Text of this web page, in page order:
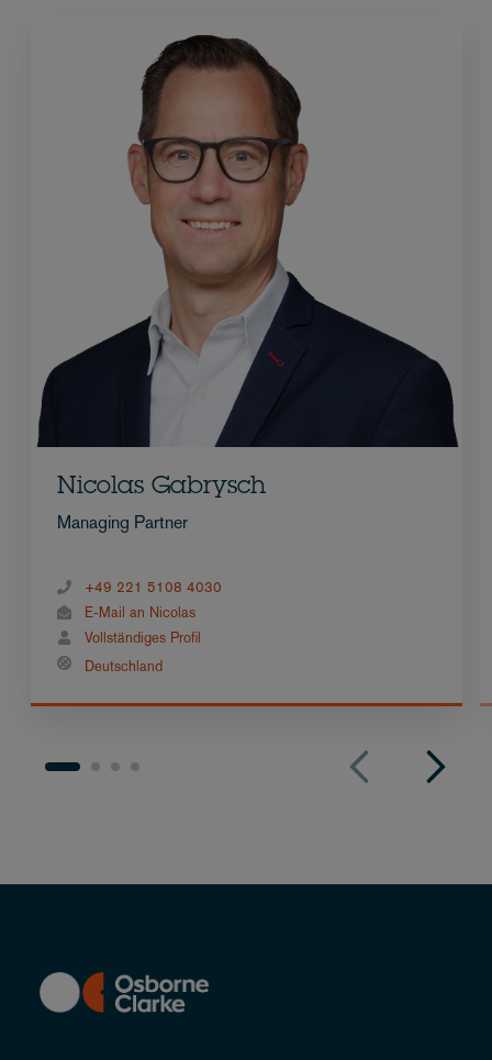
Nicolas Gabrysch
Managing Partner
+49 221 5108 4030
E-Mail an Nicolas
Vollständiges Profil
Deutschland